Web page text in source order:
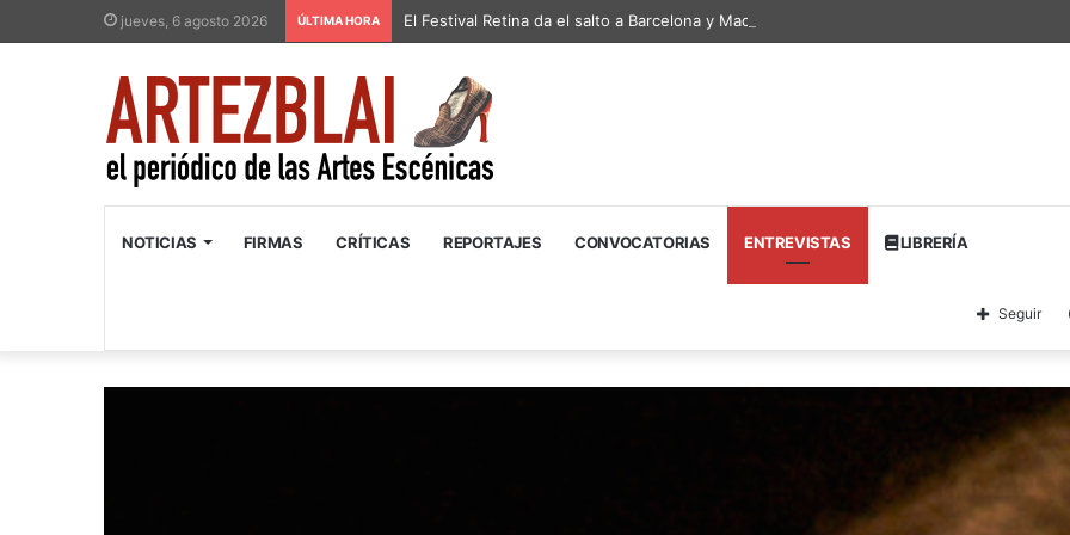
jueves, 6 agosto 2026 ÚLTIMA HORA El Festival Retina da el salto a Barcelona y Madrid y firma su edición más ambiciosa en
NOTICIAS FIRMAS CRÍTICAS REPORTAJES CONVOCATORIAS ENTREVISTAS LIBRERÍA
Seguir